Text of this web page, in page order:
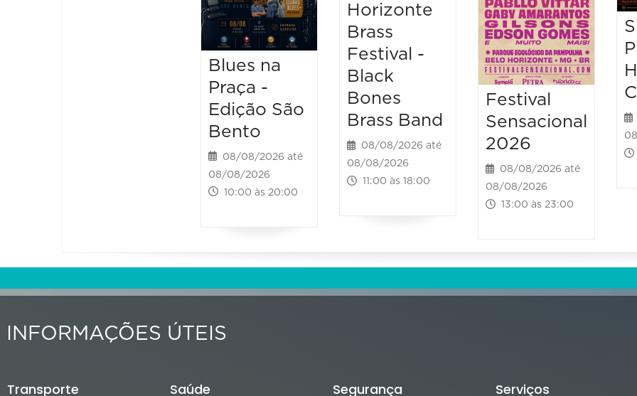
Blues na
Praça -
Edição São
Bento
08/08/2026 até
08/08/2026
10:00 às 20:00
Horizonte
Brass
Festival -
Black
Bones
Brass Band
08/08/2026 até
08/08/2026
11:00 às 18:00
Festival
Sensacional
2026
08/08/2026 até
08/08/2026
13:00 às 23:00
INFORMAÇÕES ÚTEIS
Transporte Saúde Segurança Serviços